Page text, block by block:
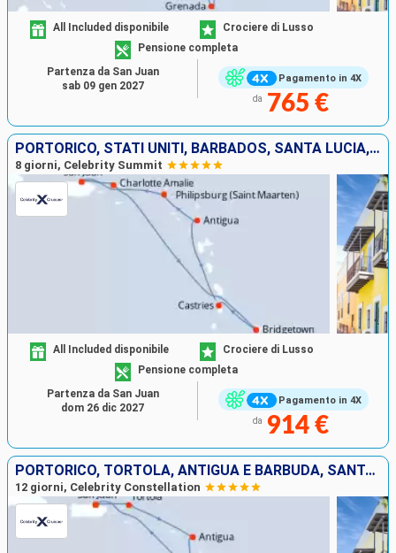
Pagamento in 4X
All Included disponibile
Crociere di Lusso
Pensione completa
da 765 €
Partenza da San Juan
sab 09 gen 2027
PORTORICO, STATI UNITI, BARBADOS, SANTA LUCIA, ANTIGUA E BARBUDA, SAINT MARTIN
8 giorni, Celebrity Summit
Pagamento in 4X
All Included disponibile
Crociere di Lusso
Pensione completa
da 914 €
Partenza da San Juan
dom 26 dic 2027
PORTORICO, TORTOLA, ANTIGUA E BARBUDA, SANTA LUCIA, GRENADA, BARBADOS, SAINT-VINCENT E LE GRENADINE, MARTINICA, DOMINICA
12 giorni, Celebrity Constellation